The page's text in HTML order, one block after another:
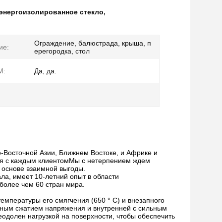
стекло,
Ограждение, балюстрада, крыша, п
ерегородка, стол
Да, да.
Азии, Ближнем Востоке, и Африке и
с каждым клиентомМы с нетерпением ждем
взаимной выгоды.
имеет 10-летний опыт в области
чем 60 стран мира.
его смягчения (650 ° C) и внезапного
сжатием напряжения и внутренней с сильным
нагрузкой на поверхности, чтобы обеспечить